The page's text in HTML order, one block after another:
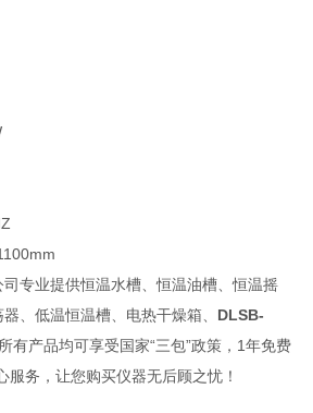
专业提供恒温水槽、恒温油槽、恒温摇
、低温恒温槽、电热干燥箱、 DLSB-
有产品均可享受国家“三包”政策，1年免费
服务，让您购买仪器无后顾之忧！